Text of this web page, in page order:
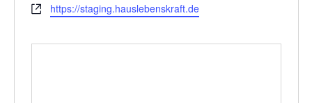
Webseitehttps://staging.hauslebenskraft.de